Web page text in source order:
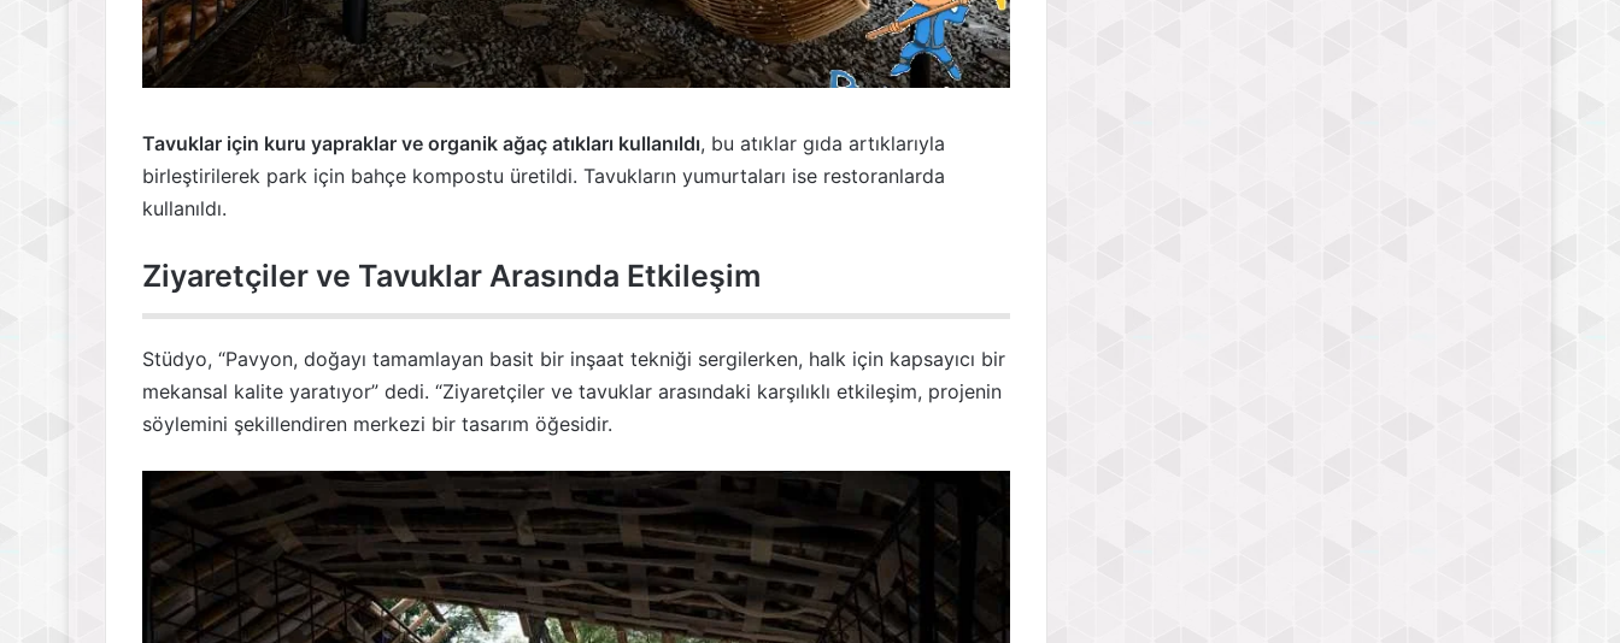
Tavuklar için kuru yapraklar ve organik ağaç atıkları kullanıldı, bu atıklar gıda artıklarıyla
birleştirilerek park için bahçe kompostu üretildi. Tavukların yumurtaları ise restoranlarda
kullanıldı.
Ziyaretçiler ve Tavuklar Arasında Etkileşim
Stüdyo, “Pavyon, doğayı tamamlayan basit bir inşaat tekniği sergilerken, halk için kapsayıcı bir
mekansal kalite yaratıyor” dedi. “Ziyaretçiler ve tavuklar arasındaki karşılıklı etkileşim, projenin
söylemini şekillendiren merkezi bir tasarım öğesidir.